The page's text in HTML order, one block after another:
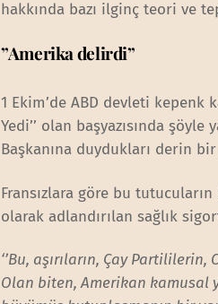
hakkında bazı ilginç teori ve
”Amerika delirdi”
1 Ekim’de ABD devleti kepenk
Yedi’’ olan başyazısında
Başkanına duydukları derin
Fransızlara göre bu
olarak adlandırılan sağlık
‘’Bu, aşırıların, Çay
Olan biten, Amerikan kamusal